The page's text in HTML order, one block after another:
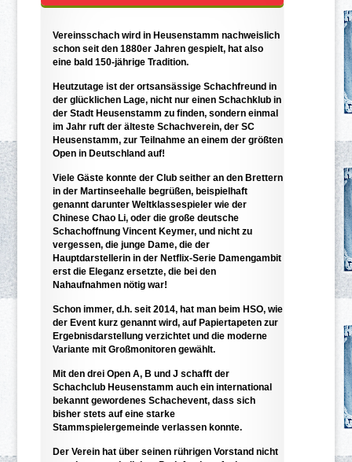
Vereinsschach wird in Heusenstamm nachweislich
schon seit den 1880er Jahren gespielt, hat also
eine bald 150-jährige Tradition.
Heutzutage ist der ortsansässige Schachfreund in
der glücklichen Lage, nicht nur einen Schachklub in
der Stadt Heusenstamm zu finden, sondern einmal
im Jahr ruft der älteste Schachverein, der SC
Heusenstamm, zur Teilnahme an einem der größten
Open in Deutschland auf!
Viele Gäste konnte der Club seither an den Brettern
in der Martinseehalle begrüßen, beispielhaft
genannt darunter Weltklassespieler wie der
Chinese Chao Li, oder die große deutsche
Schachoffnung Vincent Keymer, und nicht zu
vergessen, die junge Dame, die der
Hauptdarstellerin in der Netflix-Serie Damengambit
erst die Eleganz ersetzte, die bei den
Nahaufnahmen nötig war!
Schon immer, d.h. seit 2014, hat man beim HSO, wie
der Event kurz genannt wird, auf Papiertapeten zur
Ergebnisdarstellung verzichtet und die moderne
Variante mit Großmonitoren gewählt.
Mit den drei Open A, B und J schafft der
Schachclub Heusenstamm auch ein international
bekannt gewordenes Schachevent, dass sich
bisher stets auf eine starke
Stammspielergemeinde verlassen konnte.
Der Verein hat über seinen rührigen Vorstand nicht